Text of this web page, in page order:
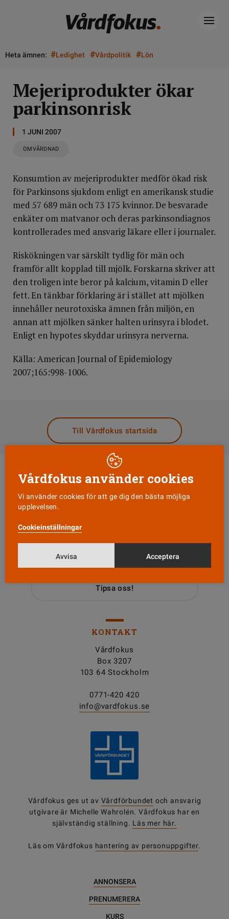
Heta ämnen: #Ledighet #Vårdpolitik #Lön
Mejeriprodukter ökar
parkinsonrisk
1 JUNI 2007
OMVÅRDNAD
Konsumtion av mejeriprodukter medför ökad risk
för Parkinsons sjukdom enligt en amerikansk studie
med 57 689 män och 73 175 kvinnor. De besvarade
enkäter om matvanor och deras parkinsondiagnos
kontrollerades med ansvarig läkare eller i journaler.
Riskökningen var särskilt tydlig för män och
framför allt kopplad till mjölk. Forskarna skriver att
den troligen inte beror på kalcium, vitamin D eller
fett. En tänkbar förklaring är i stället att mjölken
innehåller neurotoxiska ämnen från miljön, en
annan att mjölken sänker halten urinsyra i blodet.
Enligt en hypotes skyddar urinsyra nerverna.
Källa: American Journal of Epidemiology
2007;165:998-1006.
Till Vårdfokus startsida
Läs senaste numret
Tipsa oss!
KONTAKT
Vårdfokus
Box 3207
103 64 Stockholm
0771-420 420
info@vardfokus.se
Vårdfokus ges ut av Vårdförbundet och ansvarig
utgivare är Michelle Wahrolén. Vårdfokus har en
självständig ställning. Läs mer här.
Läs om Vårdfokus hantering av personuppgifter.
ANNONSERA
PRENUMERERA
KURS
Vårdfokus använder cookies
Vi använder cookies för att ge dig den bästa möjliga
upplevelsen.
Cookieinställningar
Avvisa Acceptera